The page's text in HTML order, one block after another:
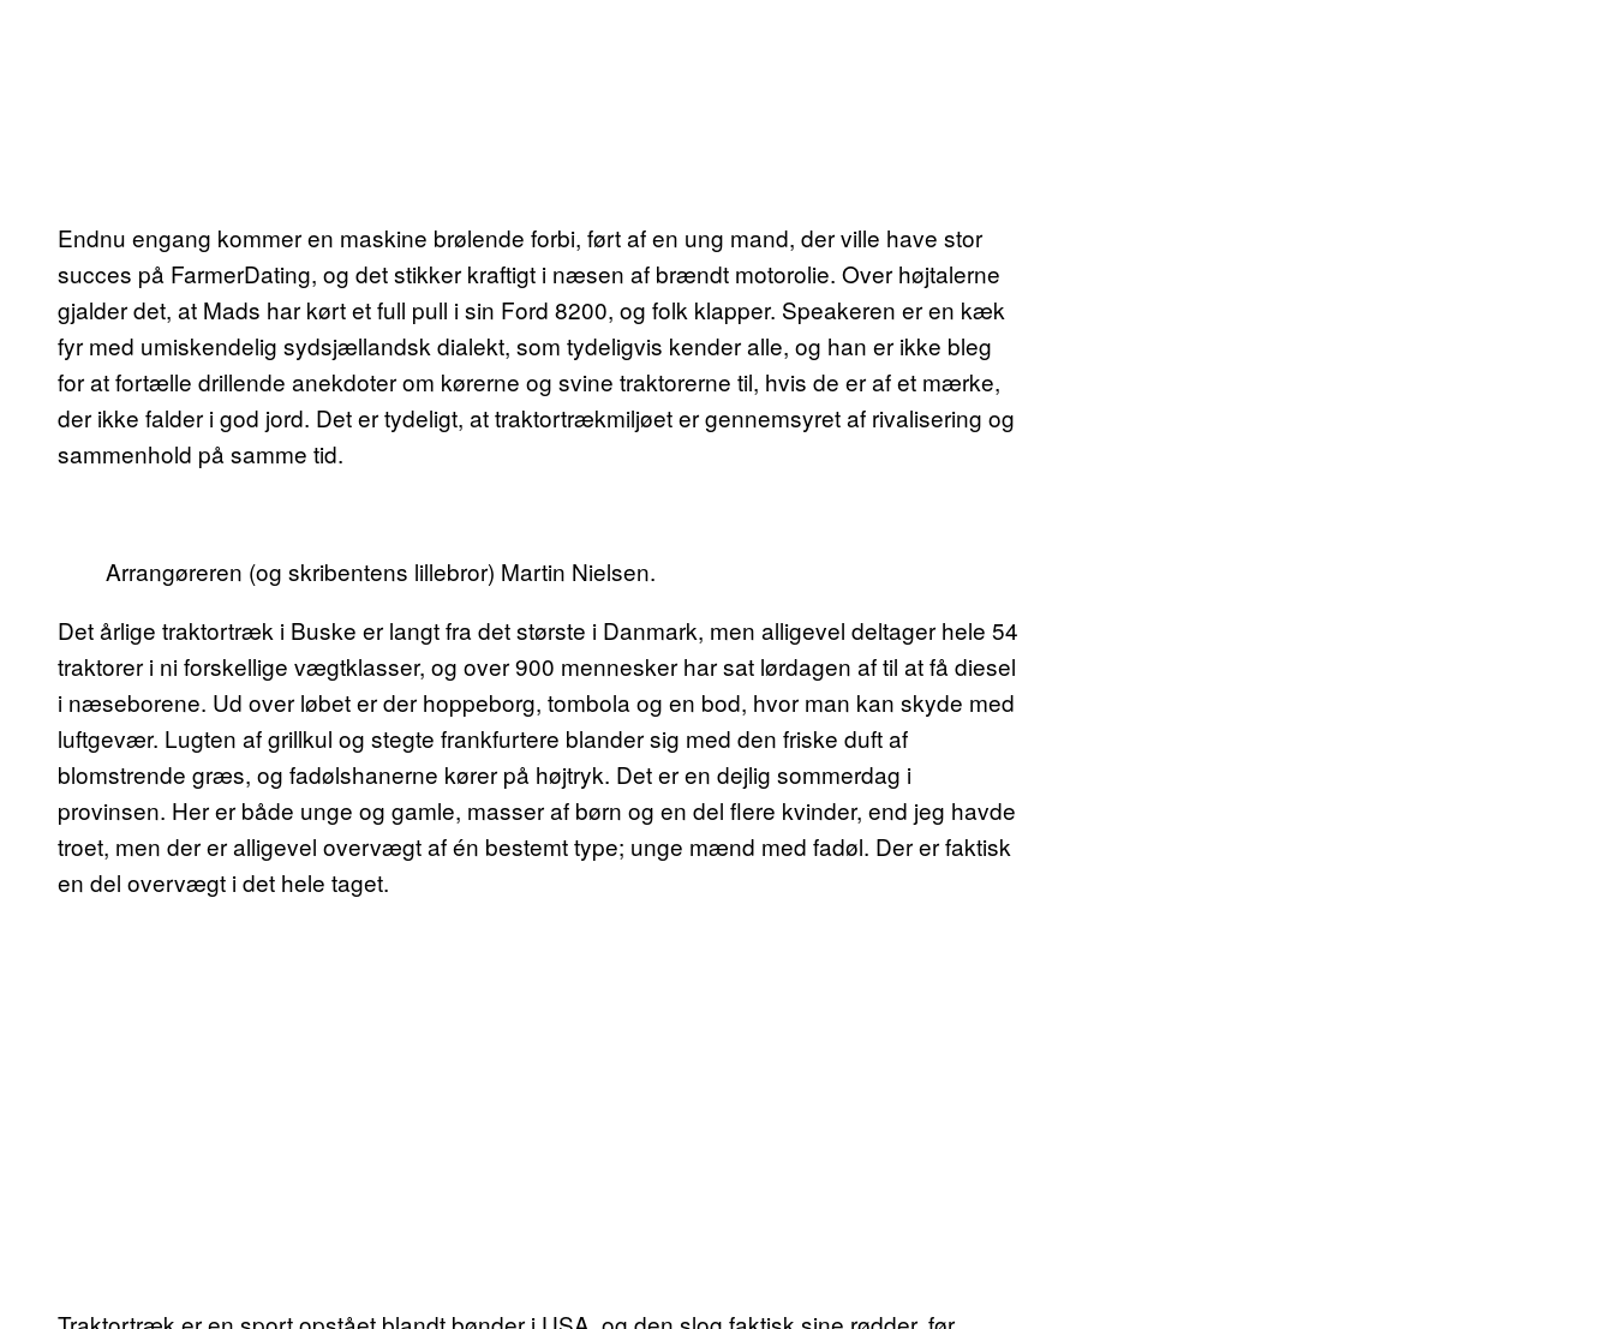
Endnu engang kommer en maskine brølende forbi, ført af en ung mand, der ville have stor
succes på FarmerDating, og det stikker kraftigt i næsen af brændt motorolie. Over højtalerne
gjalder det, at Mads har kørt et full pull i sin Ford 8200, og folk klapper. Speakeren er en kæk
fyr med umiskendelig sydsjællandsk dialekt, som tydeligvis kender alle, og han er ikke bleg
for at fortælle drillende anekdoter om kørerne og svine traktorerne til, hvis de er af et mærke,
der ikke falder i god jord. Det er tydeligt, at traktortrækmiljøet er gennemsyret af rivalisering og
sammenhold på samme tid.
Arrangøreren (og skribentens lillebror) Martin Nielsen.
Det årlige traktortræk i Buske er langt fra det største i Danmark, men alligevel deltager hele 54
traktorer i ni forskellige vægtklasser, og over 900 mennesker har sat lørdagen af til at få diesel
i næseborene. Ud over løbet er der hoppeborg, tombola og en bod, hvor man kan skyde med
luftgevær. Lugten af grillkul og stegte frankfurtere blander sig med den friske duft af
blomstrende græs, og fadølshanerne kører på højtryk. Det er en dejlig sommerdag i
provinsen. Her er både unge og gamle, masser af børn og en del flere kvinder, end jeg havde
troet, men der er alligevel overvægt af én bestemt type; unge mænd med fadøl. Der er faktisk
en del overvægt i det hele taget.